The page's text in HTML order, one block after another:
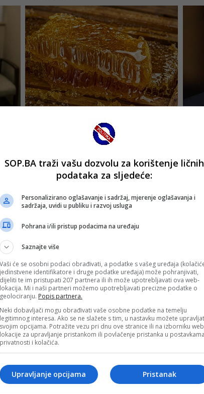
SOP.BA traži vašu dozvolu za korištenje ličnih
podataka za sljedeće:
Personalizirano oglašavanje i sadržaj, mjerenje oglašavanja i
sadržaja, uvidi u publiku i razvoj usluga
Pohrana i/ili pristup podacima na uređaju
Saznajte više
Vaši će se osobni podaci obrađivati, a podatke s vašeg uređaja
jedinstvene identifikatore i druge podatke uređaja) može pohranjivati,
dijeliti te im pristupati 207 partnera ili ih može upotrebljavati ova web-
lokacija. Mi i naši partneri možemo upotrebljavati precizne podatke o
geolociranju. Popis partnera.
Neki dobavljači mogu obrađivati vaše osobne podatke na temelju
legitimnog interesa. Ako se ne slažete s tim, u nastavku možete
svojim opcijama. Potražite vezu pri dnu ove stranice ili na izborniku
lokacije za upravljanje pristankom ili povlačenje pristanka u postavkama
privatnosti i kolačića.
Pristanak
Upravljanje opcijama